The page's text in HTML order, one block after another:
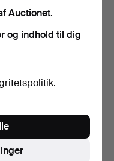
sterlingsølv,
Nielsen M…
Auctionet.
og indhold til dig
.